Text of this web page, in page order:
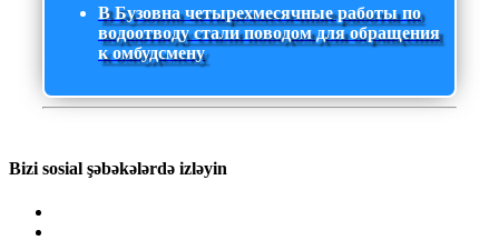
В Бузовна четырехмесячные работы по
водоотводу стали поводом для обращения
к омбудсмену
Bizi sosial şəbəkələrdə izləyin